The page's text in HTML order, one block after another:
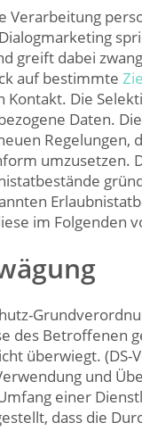
Verarbeitung
greift dabei
auf bestimmte
Kontakt. Die
Daten.
umzusetzen.
im Folgenden
des Betroffenen
überwiegt. (DS-
und
einer
dass die